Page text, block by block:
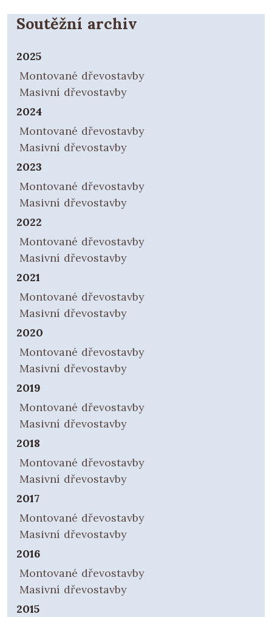
Soutěžní archiv
2025
Montované dřevostavby
Masivní dřevostavby
2024
Montované dřevostavby
Masivní dřevostavby
2023
Montované dřevostavby
Masivní dřevostavby
2022
Montované dřevostavby
Masivní dřevostavby
2021
Montované dřevostavby
Masivní dřevostavby
2020
Montované dřevostavby
Masivní dřevostavby
2019
Montované dřevostavby
Masivní dřevostavby
2018
Montované dřevostavby
Masivní dřevostavby
2017
Montované dřevostavby
Masivní dřevostavby
2016
Montované dřevostavby
Masivní dřevostavby
2015